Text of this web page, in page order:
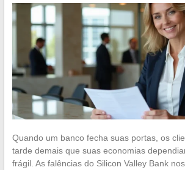
Quando um banco fecha suas portas, os
tarde demais que suas economias
frágil. As falências do Silicon Valley Bank